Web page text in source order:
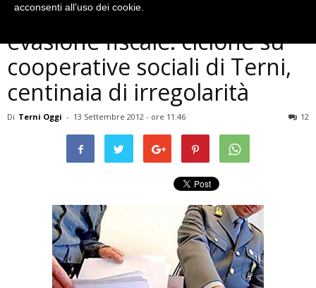
Lavoratori in nero ed
evasione fiscale: ciclone su
cooperative sociali di Terni,
centinaia di irregolarità
Di Terni Oggi - 13 Settembre 2012 - ore 11:46 12
acconsenti all’uso dei cookie.